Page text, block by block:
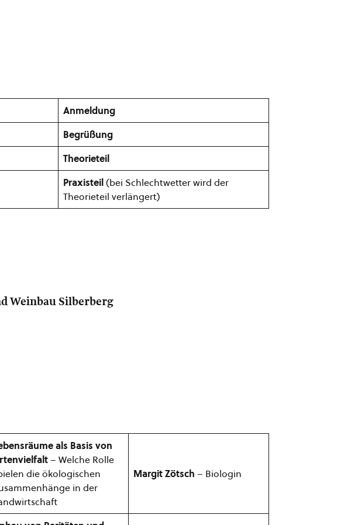
Anmeldung
Begrüßung
Theorieteil
Praxisteil(bei Schlechtwetter wird der
Theorieteil verlängert)
Weinbau Silberberg
als Basis von
– Welche Rolle
die ökologischen
in der
Margit Zötsch – Biologin